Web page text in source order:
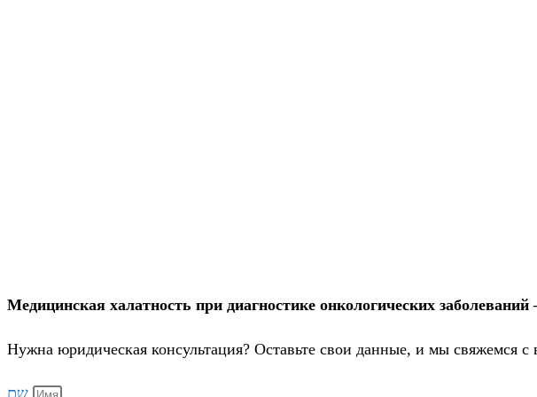
Медицинская халатность при диагностике онкологических
Нужна юридическая консультация? Оставьте свои данные, и мы свяжемся